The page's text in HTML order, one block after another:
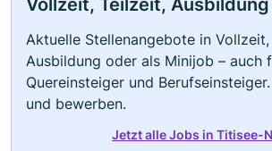
Vollzeit, Teilzeit, Ausbildung
Aktuelle Stellenangebote in
Ausbildung oder als Minijob – auch
Quereinsteiger und
und bewerben.
Jetzt alle Jobs in Titisee-